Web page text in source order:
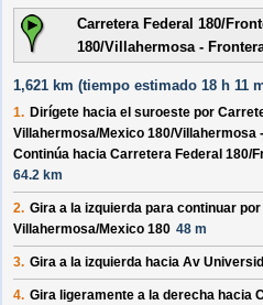
Carretera Federal 180/
180/Villahermosa -
1,621 km (tiempo estimado 18 h 11
1. Dirígete hacia el suroeste por
Villahermosa/Mexico 180/Villahermosa
Continúa hacia Carretera Federal 180/
64.2 km
2. Gira a la izquierda para continuar por
Villahermosa/Mexico 180 48 m
3. Gira a la izquierda hacia Av
4. Gira ligeramente a la derecha hacia